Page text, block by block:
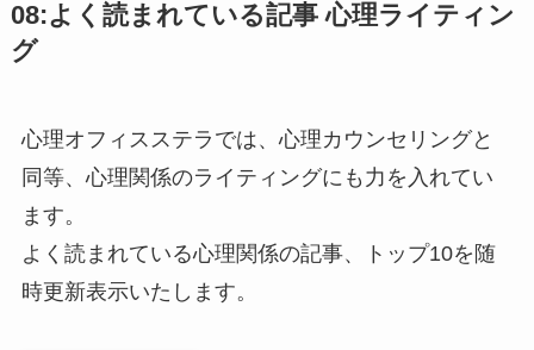
08:よく読まれている記事 心理ライティン
グ
心理オフィスステラでは、心理カウンセリングと
同等、心理関係のライティングにも力を入れてい
ます。
よく読まれている心理関係の記事、トップ10を随
時更新表示いたします。